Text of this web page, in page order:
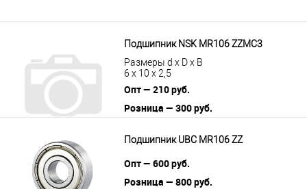
Подшипник NSK MR106 ZZMC3
Размеры d x D x B
6 x 10 x 2,5
Опт — 210 руб.
Розница — 300 руб.
Подшипник UBC MR106 ZZ
Опт — 600 руб.
Розница — 800 руб.